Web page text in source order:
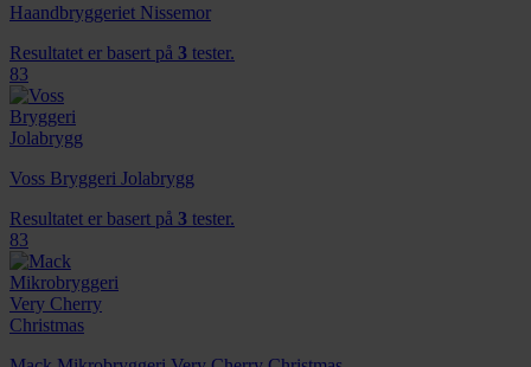
Haandbryggeriet Nissemor
Resultatet er basert på 3 tester.
83
Voss Bryggeri Jolabrygg
Resultatet er basert på 3 tester.
83